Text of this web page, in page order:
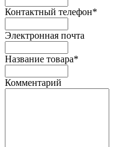
Контактный телефон*
Электронная почта
Название товара*
Комментарий